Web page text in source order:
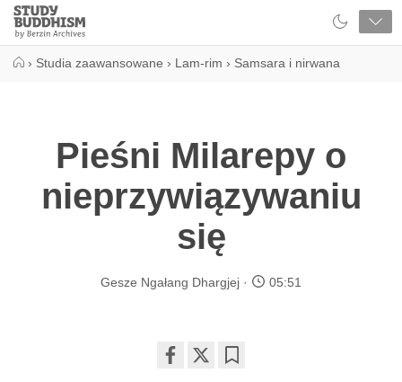
Close
Study
Buddhism
› Studia zaawansowane › Lam-rim › Samsara i nirwana
Pieśni Milarepy o
nieprzywiązywaniu
się
Gesze Ngałang Dhargjej 05:51